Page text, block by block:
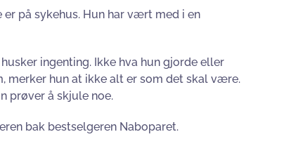
på sykehus. Hun har vært med i en
ingenting. Ikke hva hun gjorde eller
merker hun at ikke alt er som det skal være.
prøver å skjule noe.
bak bestselgeren Naboparet.